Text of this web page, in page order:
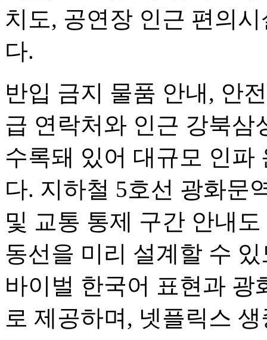
치도, 공연장 인근 편의
다.
반입 금지 물품 안내, 안
급 연락처와 인근 강북삼
수록돼 있어 대규모 인파
다. 지하철 5호선 광화문
및 교통 통제 구간 안내
동선을 미리 설계할 수
바이벌 한국어 표현과 광
로 제공하며, 넷플릭스